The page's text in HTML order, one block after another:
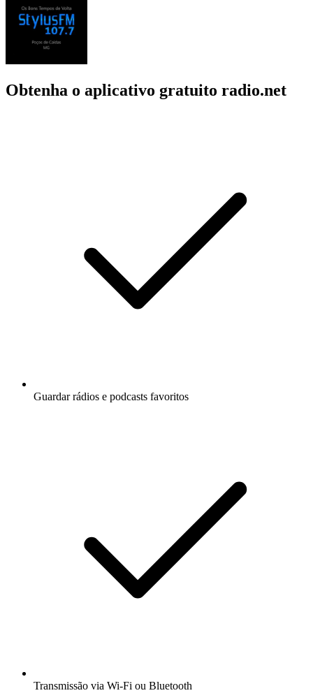
Obtenha o aplicativo gratuito radio.net
Guardar rádios e podcasts favoritos
Transmissão via Wi-Fi ou Bluetooth